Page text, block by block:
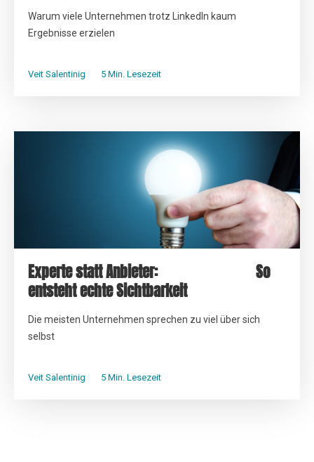
Warum viele Unternehmen trotz LinkedIn kaum
Ergebnisse erzielen
Veit Salentinig 5 Min. Lesezeit
Experte statt Anbieter: So
entsteht echte Sichtbarkeit
Die meisten Unternehmen sprechen zu viel über sich
selbst
Veit Salentinig 5 Min. Lesezeit